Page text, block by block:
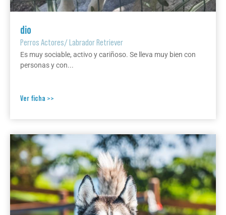
dio
Perros Actores/Labrador Retriever
Es muy sociable, activo y cariñoso. Se lleva muy bien con
personas y con...
Ver ficha >>